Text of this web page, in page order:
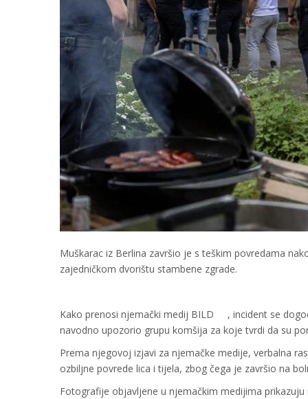
Muškarac iz Berlina završio je s teškim povredama
zajedničkom dvorištu stambene zgrade.
Kako prenosi njemački medij BILD
, incident se
navodno upozorio grupu komšija za koje tvrdi da su
Prema njegovoj izjavi za njemačke medije, verbalna
ozbiljne povrede lica i tijela, zbog čega je završio na
Fotografije objavljene u njemačkim medijima